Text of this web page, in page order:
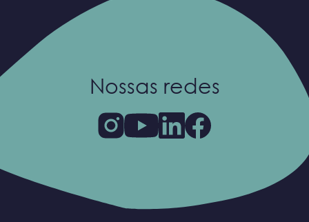
Nossas redes